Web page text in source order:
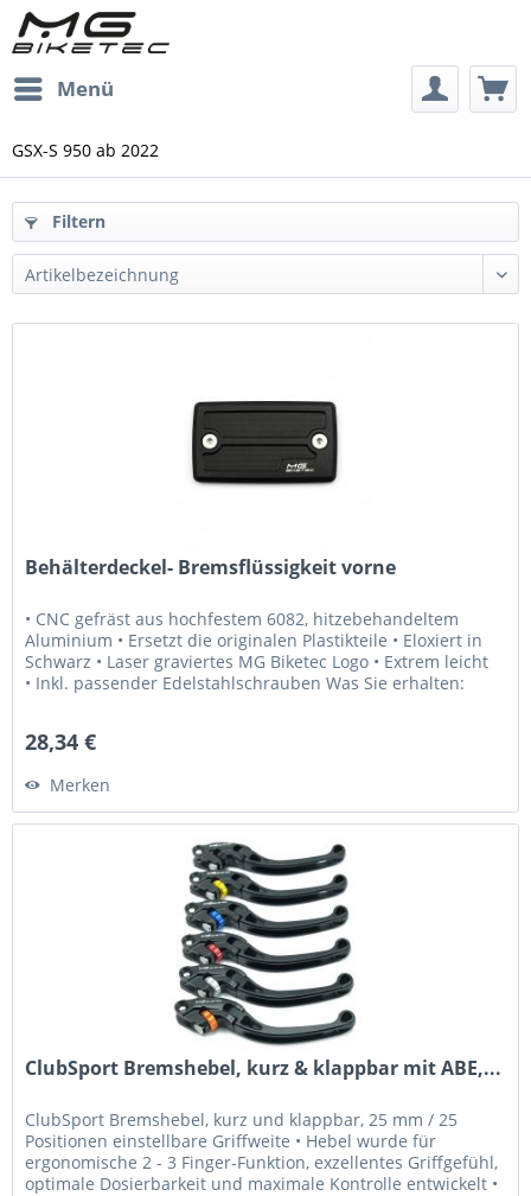
Menü
GSX-S 950 ab 2022
Filtern
Behälterdeckel- Bremsflüssigkeit vorne
• CNC gefräst aus hochfestem 6082, hitzebehandeltem
Aluminium • Ersetzt die originalen Plastikteile • Eloxiert in
Schwarz • Laser graviertes MG Biketec Logo • Extrem leicht
• Inkl. passender Edelstahlschrauben Was Sie erhalten:
28,34 €
Merken
ClubSport Bremshebel, kurz & klappbar mit ABE,...
ClubSport Bremshebel, kurz und klappbar, 25 mm / 25
Positionen einstellbare Griffweite • Hebel wurde für
ergonomische 2 - 3 Finger-Funktion, exzellentes Griffgefühl,
optimale Dosierbarkeit und maximale Kontrolle entwickelt •